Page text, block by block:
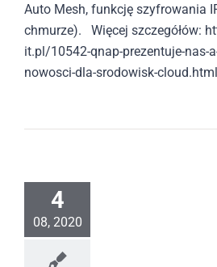
Auto Mesh, funkcję szyfrowania
chmurze). Więcej szczegółów:
it.pl/10542-qnap-prezentuje-nas-
nowosci-dla-srodowisk-cloud.html
4
08, 2020